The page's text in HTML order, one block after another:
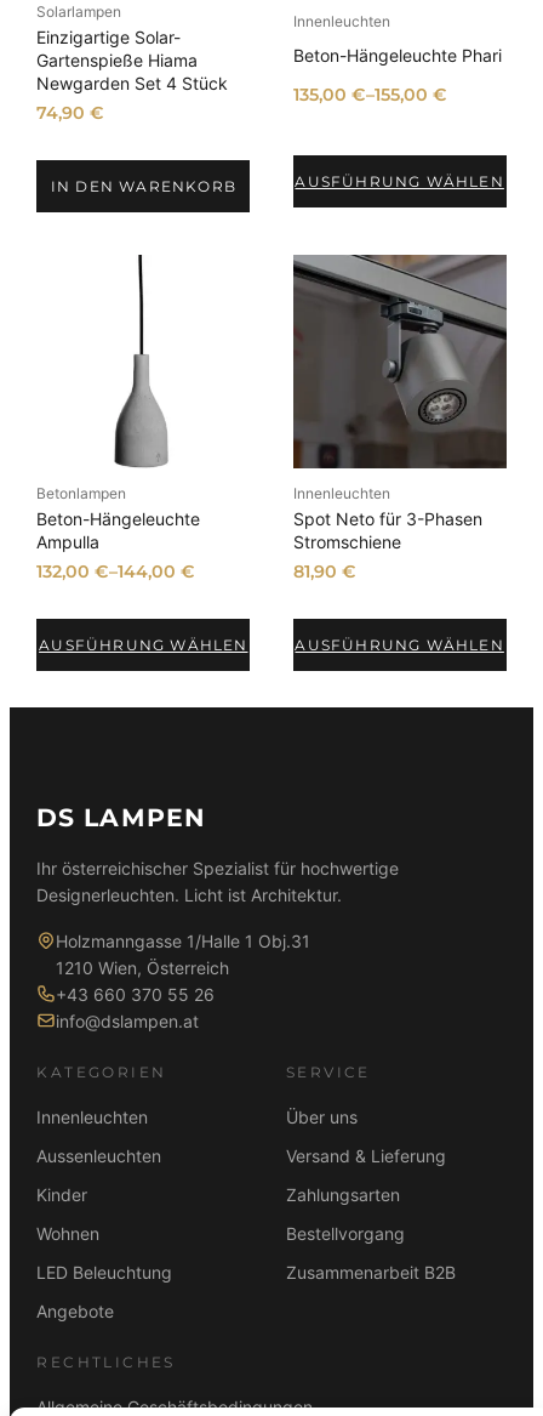
t
s
o
e
Solarlampen
Einzigartige Solar-
Gartenspieße Hiama
Newgarden Set 4 Stück
74,90€
IN DEN WARENKORB
Innenleuchten
Beton-Hängeleuchte Phari
135,00 €–155,00 €
AUSFÜHRUNG WÄHLEN
Betonlampen
Beton-Hängeleuchte
Ampulla
132,00€–144,00€
AUSFÜHRUNG WÄHLEN
Innenleuchten
Spot Neto für 3-Phasen
Stromschiene
81,90 €
AUSFÜHRUNG WÄHLEN
DS LAMPEN
Ihr österreichischer Spezialist für hochwertige
Designerleuchten. Licht ist Architektur.
Holzmanngasse 1/Halle 1 Obj.31
1210 Wien, Österreich
+43 660 370 55 26
info@dslampen.at
KATEGORIEN
Innenleuchten
Aussenleuchten
Kinder
Wohnen
LED Beleuchtung
Angebote
SERVICE
Über uns
Versand & Lieferung
Zahlungsarten
Bestellvorgang
Zusammenarbeit B2B
RECHTLICHES
Allgemeine Geschäftsbedingungen